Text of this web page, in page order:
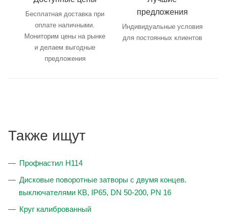
Бесплатная доставка при
оплате наличными.
Мониторим цены на рынке
и делаем выгодные
предложения
предложения
Индивидуальные условия
для постоянных клиентов
Также ищут
Профнастил Н114
Дисковые поворотные затворы с двумя концев.
выключателями КВ, IP65, DN 50-200, PN 16
Круг калиброванный